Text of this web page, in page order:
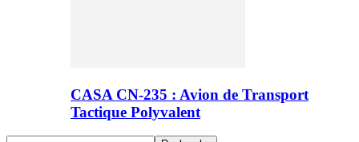
CASA CN-235 : Avion de Transport
Tactique Polyvalent